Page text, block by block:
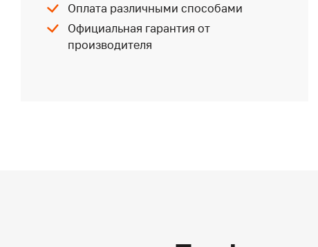
Оплата различными способами
Официальная гарантия от
производителя